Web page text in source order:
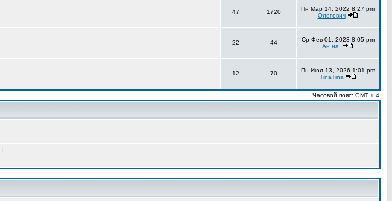
47 1720
Пн Мар 14, 2022 8:27 pm
Олегович
22 44
Ср Фев 01, 2023 8:05 pm
Ан на.
12 70
Пн Июл 13, 2026 1:01 pm
TinaTina
Часовой пояс: GMT + 4
]